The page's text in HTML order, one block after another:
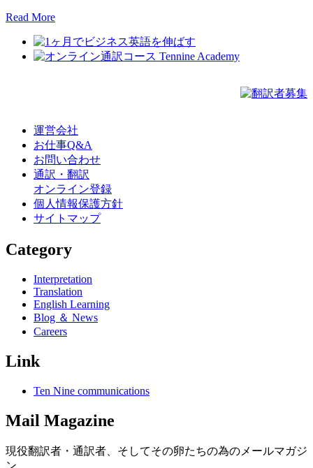
Read More
運営会社
お仕事Q&A
お問い合わせ
通訳・翻訳
オンライン登録
個人情報保護方針
サイトマップ
Category
Interpretation
Translation
English Learning
Blog ＆ News
Careers
Link
Ten Nine communications
Mail Magazine
現役翻訳者・通訳者、そしてその卵たちの為のメールマガジ
ン。